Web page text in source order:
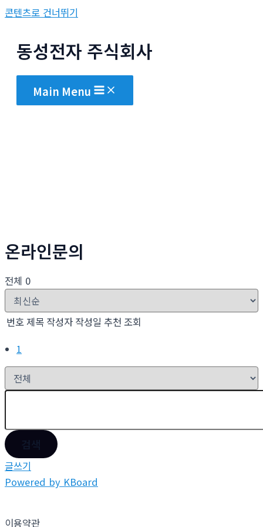
콘텐츠로 건너뛰기
동성전자 주식회사
Main Menu
온라인문의
전체 0
번호제목 작성자 작성일 추천 조회
1
글쓰기
Powered by KBoard
이용약관